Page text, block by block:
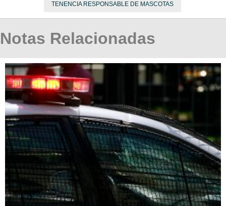
TENENCIA RESPONSABLE DE MASCOTAS
Notas Relacionadas